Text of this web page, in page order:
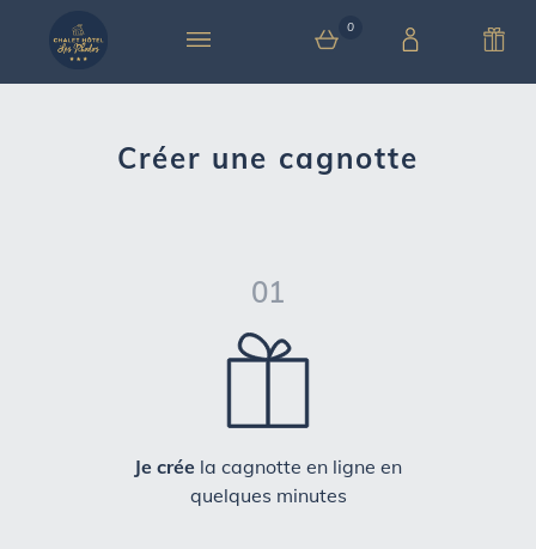
0
Créer une cagnotte
01
Je crée la cagnotte en ligne en
quelques minutes